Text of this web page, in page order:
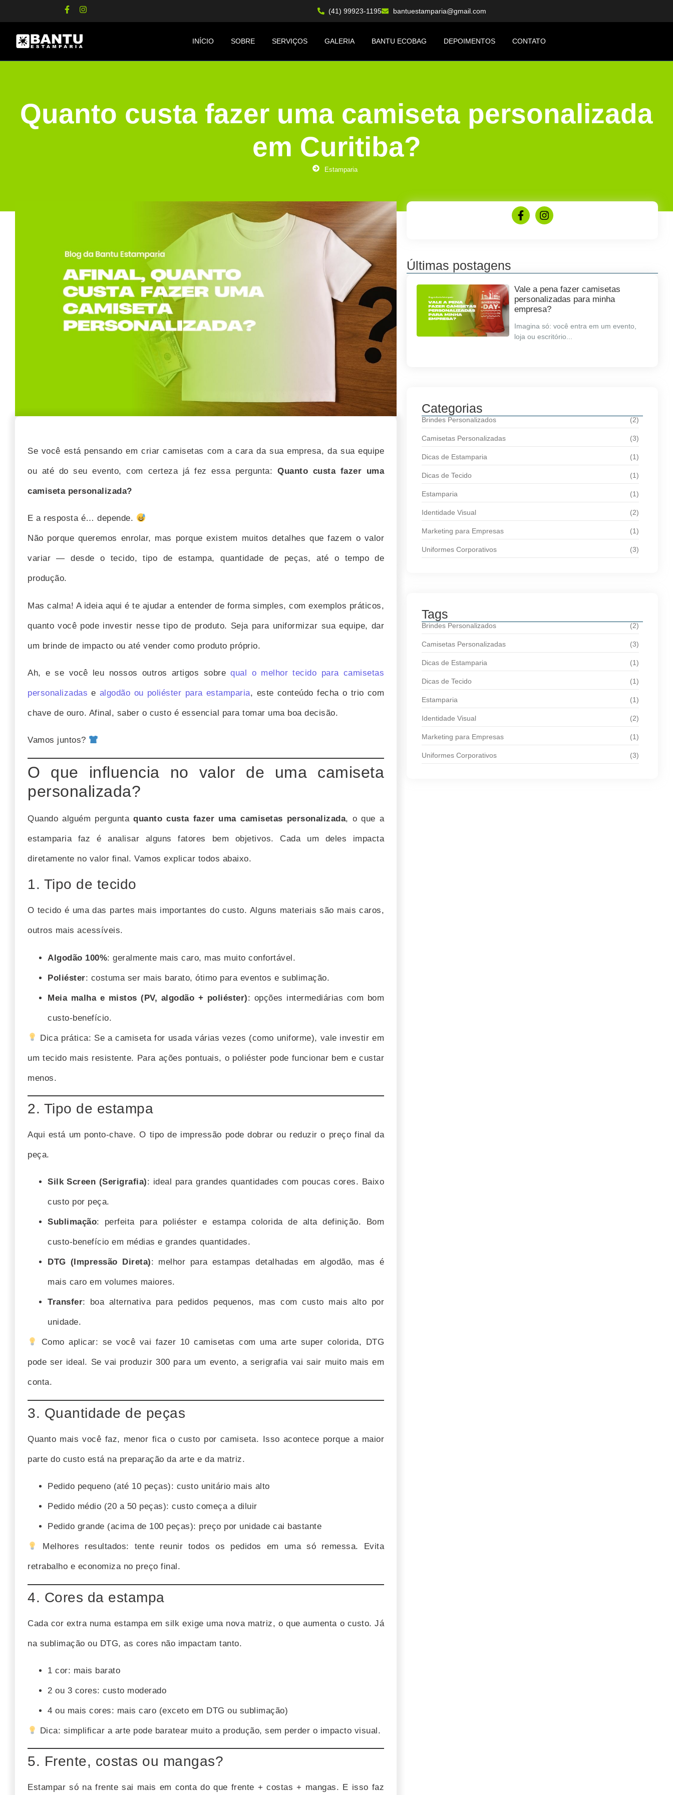
(41) 99923-1195 bantuestamparia@gmail.com
INÍCIO SOBRE SERVIÇOS GALERIA BANTU ECOBAG DEPOIMENTOS CONTATO
Quanto custa fazer uma camiseta personalizada
em Curitiba?
Estamparia
Se você está pensando em criar camisetas com a cara da sua empresa, da sua equipe
ou até do seu evento, com certeza já fez essa pergunta:Quanto custa fazer uma
camiseta personalizada?
E a resposta é… depende.
Não porque queremos enrolar, mas porque existem muitos detalhes que fazem o valor
variar — desde o tecido, tipo de estampa, quantidade de peças, até o tempo de
produção.
Mas calma! A ideia aqui é te ajudar a entender de forma simples, com exemplos práticos,
quanto você pode investir nesse tipo de produto. Seja para uniformizar sua equipe, dar
um brinde de impacto ou até vender como produto próprio.
Ah, e se você leu nossos outros artigos sobrequal o melhor tecido para camisetas
personalizadas e algodão ou poliéster para estamparia, este conteúdo fecha o trio com
chave de ouro. Afinal, saber o custo é essencial para tomar uma boa decisão.
Vamos juntos?
O que influencia no valor de uma camiseta
personalizada?
Quando alguém perguntaquanto custa fazer uma camisetas personalizada, o que a
estamparia faz é analisar alguns fatores bem objetivos. Cada um deles impacta
diretamente no valor final. Vamos explicar todos abaixo.
1. Tipo de tecido
O tecido é uma das partes mais importantes do custo. Alguns materiais são mais caros,
outros mais acessíveis.
Algodão 100%: geralmente mais caro, mas muito confortável.
Poliéster: costuma ser mais barato, ótimo para eventos e sublimação.
Meia malha e mistos (PV, algodão + poliéster): opções intermediárias com bom
custo-benefício.
Dica prática: Se a camiseta for usada várias vezes (como uniforme), vale investir em
um tecido mais resistente. Para ações pontuais, o poliéster pode funcionar bem e custar
menos.
2. Tipo de estampa
Aqui está um ponto-chave. O tipo de impressão pode dobrar ou reduzir o preço final da
peça.
Silk Screen (Serigrafia): ideal para grandes quantidades com poucas cores. Baixo
custo por peça.
Sublimação: perfeita para poliéster e estampa colorida de alta definição. Bom
custo-benefício em médias e grandes quantidades.
DTG (Impressão Direta): melhor para estampas detalhadas em algodão, mas é
mais caro em volumes maiores.
Transfer: boa alternativa para pedidos pequenos, mas com custo mais alto por
unidade.
Como aplicar: se você vai fazer 10 camisetas com uma arte super colorida, DTG
pode ser ideal. Se vai produzir 300 para um evento, a serigrafia vai sair muito mais em
conta.
3. Quantidade de peças
Quanto mais você faz, menor fica o custo por camiseta. Isso acontece porque a maior
parte do custo está na preparação da arte e da matriz.
Pedido pequeno (até 10 peças): custo unitário mais alto
Pedido médio (20 a 50 peças): custo começa a diluir
Pedido grande (acima de 100 peças): preço por unidade cai bastante
Melhores resultados: tente reunir todos os pedidos em uma só remessa. Evita
retrabalho e economiza no preço final.
4. Cores da estampa
Cada cor extra numa estampa em silk exige uma nova matriz, o que aumenta o custo. Já
na sublimação ou DTG, as cores não impactam tanto.
1 cor: mais barato
2 ou 3 cores: custo moderado
4 ou mais cores: mais caro (exceto em DTG ou sublimação)
Dica: simplificar a arte pode baratear muito a produção, sem perder o impacto visual.
5. Frente, costas ou mangas?
Estampar só na frente sai mais em conta do que frente + costas + mangas. E isso faz
Últimas postagens
Vale a pena fazer camisetas
personalizadas para minha
empresa?
Imagina só: você entra em um evento,
loja ou escritório...
Categorias
Brindes Personalizados (2)
Camisetas Personalizadas (3)
Dicas de Estamparia (1)
Dicas de Tecido (1)
Estamparia (1)
Identidade Visual (2)
Marketing para Empresas (1)
Uniformes Corporativos (3)
Tags
Brindes Personalizados (2)
Camisetas Personalizadas (3)
Dicas de Estamparia (1)
Dicas de Tecido (1)
Estamparia (1)
Identidade Visual (2)
Marketing para Empresas (1)
Uniformes Corporativos (3)